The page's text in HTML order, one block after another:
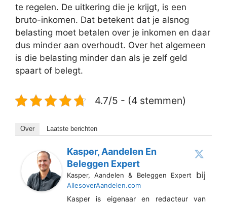
te regelen. De uitkering die je krijgt, is een
bruto-inkomen. Dat betekent dat je alsnog
belasting moet betalen over je inkomen en daar
dus minder aan overhoudt. Over het algemeen
is die belasting minder dan als je zelf geld
spaart of belegt.
4.7/5 - (4 stemmen)
Over Laatste berichten
Kasper, Aandelen En
Beleggen Expert
Kasper, Aandelen & Beleggen Expert bij
AllesoverAandelen.com
Kasper is eigenaar en redacteur van